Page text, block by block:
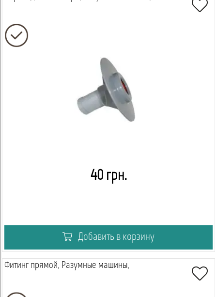
40 грн.
Добавить в корзину
Фитинг прямой, Разумные машины,